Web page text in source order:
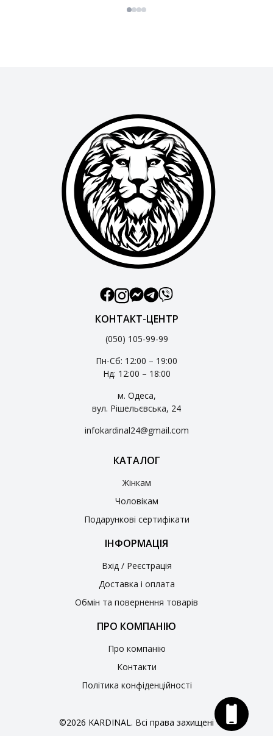
КОНТАКТ-ЦЕНТР
(050) 105-99-99
Пн-Сб: 12:00 – 19:00
Нд: 12:00 – 18:00
м. Одеса,
вул. Рішельєвська, 24
infokardinal24@gmail.com
КАТАЛОГ
Жінкам
Чоловікам
Подарункові сертифікати
ІНФОРМАЦІЯ
Вхід / Реєстрація
Доставка і оплата
Обмін та повернення товарів
ПРО КОМПАНІЮ
Про компанію
Контакти
Політика конфіденційності
©2026 KARDINAL. Всі права захищені